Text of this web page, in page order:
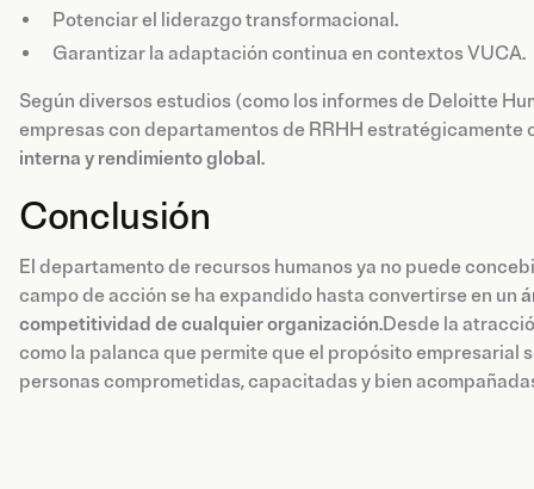
Potenciar el liderazgo transformacional.
Garantizar la adaptación continua en contextos VUCA.
Según diversos estudios (como los informes de Deloitte
empresas con departamentos de RRHH estratégicamente
interna y rendimiento global.
Conclusión
El departamento de recursos humanos ya no puede
campo de acción se ha expandido hasta convertirse en un
competitividad de cualquier organización.Desde la
como la palanca que permite que el propósito
personas comprometidas, capacitadas y bien